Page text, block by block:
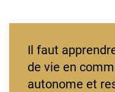
Il faut
de vie en
autonome et